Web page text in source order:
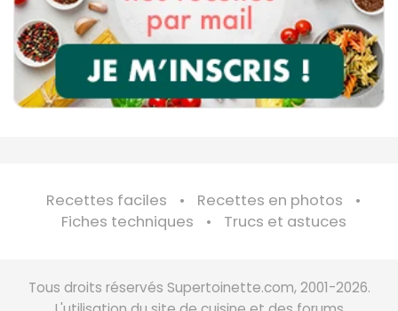
Recettes faciles
Recettes en photos
Fiches techniques
Trucs et astuces
Tous droits réservés Supertoinette.com, 2001-2026.